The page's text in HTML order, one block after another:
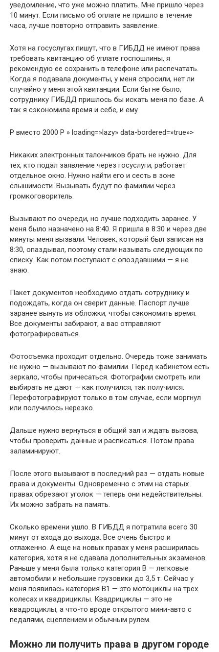
уведомление, что уже можно платить. Мне пришло через
10 минут. Если письмо об оплате не пришло в течение
часа, лучше повторно отправить заявление.
Хотя на госуслугах пишут, что в ГИБДД не имеют права
требовать квитанцию об уплате госпошлины, я
рекомендую ее сохранить в телефоне или распечатать.
Когда я подавала документы, у меня спросили, нет ли
случайно у меня этой квитанции. Если бы не было,
сотруднику ГИБДД пришлось бы искать меня по базе. А
так я сэкономила время и себе, и ему.
Р вместо 2000 Р » loading=»lazy» data-bordered=»true»>
Никаких электронных талончиков брать не нужно. Для
тех, кто подал заявление через госуслуги, работает
отдельное окно. Нужно найти его и сесть в зоне
слышимости. Вызывать будут по фамилии через
громкоговоритель.
Вызывают по очереди, но лучше подходить заранее. У
меня было назначено на 8:40. Я пришла в 8:30 и через две
минуты меня вызвали. Человек, который был записан на
8:30, опаздывал, поэтому стали называть следующих по
списку. Как потом поступают с опоздавшими — я не
знаю.
Пакет документов необходимо отдать сотруднику и
подождать, когда он сверит данные. Паспорт лучше
заранее вынуть из обложки, чтобы сэкономить время.
Все документы забирают, а вас отправляют
фотографироваться.
Фотосъемка проходит отдельно. Очередь тоже занимать
не нужно — вызывают по фамилии. Перед кабинетом есть
зеркало, чтобы причесаться. Фотографии смотреть или
выбирать не дают — как получился, так получился.
Перефотографируют только в том случае, если моргнул
или получилось нерезко.
Дальше нужно вернуться в общий зал и ждать вызова,
чтобы проверить данные и расписаться. Потом права
заламинируют.
После этого вызывают в последний раз — отдать новые
права и документы. Одновременно с этим на старых
правах обрезают уголок — теперь они недействительны.
Их можно забрать на память.
Сколько времени ушло. В ГИБДД я потратила всего 30
минут от входа до выхода. Все очень быстро и
отлаженно. А еще на новых правах у меня расширилась
категория, хотя я не сдавала дополнительных экзаменов.
Раньше у меня была только категория B — легковые
автомобили и небольшие грузовики до 3,5 т. Сейчас у
меня появилась категория В1 — это мотоциклы на трех
колесах и квадрициклы. Квадрициклы — это не
квадроциклы, а что-то вроде открытого мини-авто с
педалями, сцеплением и обычным рулем.
Можно ли получить права в другом городе